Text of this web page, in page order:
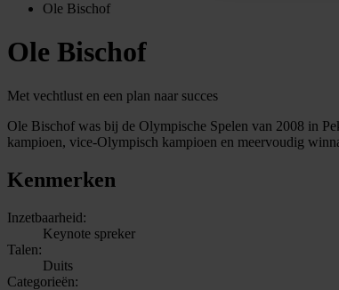
Ole Bischof
Ole Bischof
Met vechtlust en een plan naar succes
Ole Bischof was bij de Olympische Spelen van 2008 in
kampioen, vice-Olympisch kampioen en meervoudig
Kenmerken
Inzetbaarheid:
Keynote spreker
Talen:
Duits
Categorieën: